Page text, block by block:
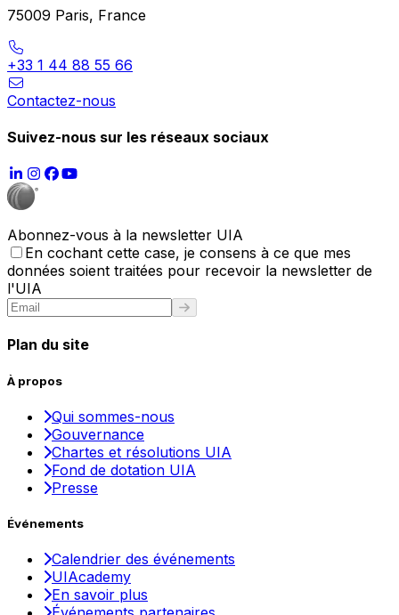
75009 Paris, France
+33 1 44 88 55 66
Contactez-nous
Suivez-nous sur les réseaux sociaux
Abonnez-vous à la newsletter UIA
En cochant cette case, je consens à ce que mes
données soient traitées pour recevoir la newsletter de
l'UIA
Plan du site
À propos
Qui sommes-nous
Gouvernance
Chartes et résolutions UIA
Fond de dotation UIA
Presse
Événements
Calendrier des événements
UIAcademy
En savoir plus